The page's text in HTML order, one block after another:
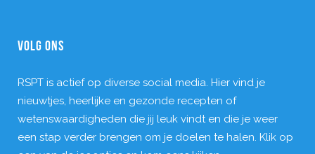
VOLG ONS
RSPT is actief op diverse social media. Hier vind je
nieuwtjes, heerlijke en gezonde recepten of
wetenswaardigheden die jij leuk vindt en die je weer
een stap verder brengen om je doelen te halen. Klik op